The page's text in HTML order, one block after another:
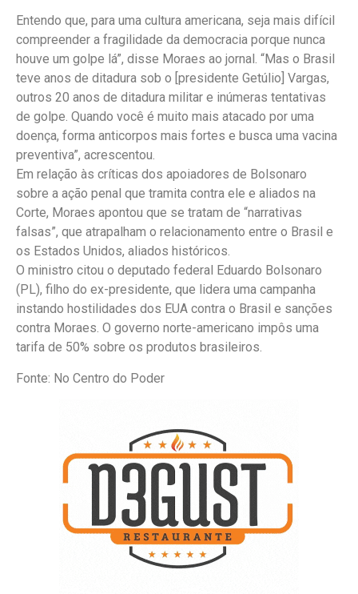
Entendo que, para uma cultura americana, seja mais difícil
compreender a fragilidade da democracia porque nunca
houve um golpe lá”, disse Moraes ao jornal. “Mas o Brasil
teve anos de ditadura sob o [presidente Getúlio] Vargas,
outros 20 anos de ditadura militar e inúmeras tentativas
de golpe. Quando você é muito mais atacado por uma
doença, forma anticorpos mais fortes e busca uma vacina
preventiva”, acrescentou.
Em relação às críticas dos apoiadores de Bolsonaro
sobre a ação penal que tramita contra ele e aliados na
Corte, Moraes apontou que se tratam de “narrativas
falsas”, que atrapalham o relacionamento entre o Brasil e
os Estados Unidos, aliados históricos.
O ministro citou o deputado federal Eduardo Bolsonaro
(PL), filho do ex-presidente, que lidera uma campanha
instando hostilidades dos EUA contra o Brasil e sanções
contra Moraes. O governo norte-americano impôs uma
tarifa de 50% sobre os produtos brasileiros.
Fonte: No Centro do Poder